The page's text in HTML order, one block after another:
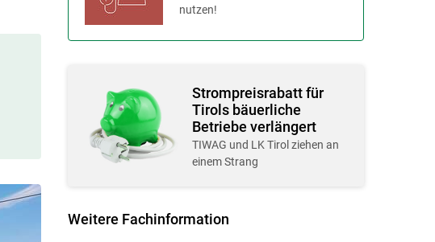
nutzen!
Strompreisrabatt für
Tirols bäuerliche
Betriebe verlängert
TIWAG und LK Tirol ziehen an
einem Strang
Weitere Fachinformation